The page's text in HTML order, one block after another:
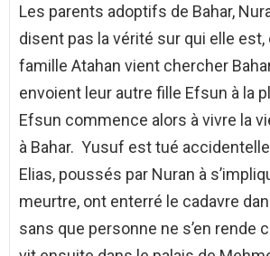
Les parents adoptifs de Bahar,
disent pas la vérité sur qui elle est,
famille Atahan vient chercher
envoient leur autre fille Efsun à la
Efsun commence alors à vivre la
à Bahar. Yusuf est tué
Elias, poussés par Nuran à
meurtre, ont enterré le cadavre
sans que personne ne s’en rende